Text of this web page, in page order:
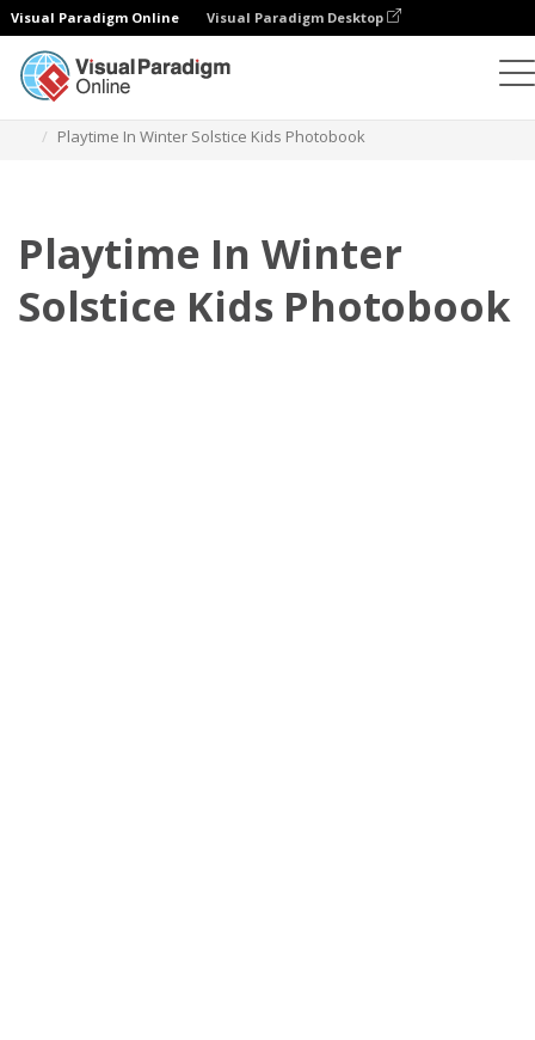
Visual Paradigm Online Visual Paradigm Desktop
Playtime In Winter Solstice Kids Photobook
Playtime In Winter
Solstice Kids Photobook